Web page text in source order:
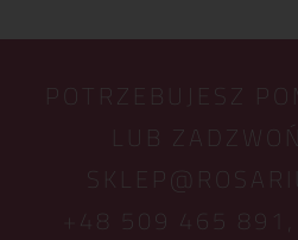
POTRZEBUJESZ
LUB
+48 509 465 891,